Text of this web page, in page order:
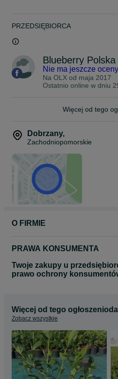
-Darrow
-Bonifacy
-Elliott
-Bonus
-Herbert
-Brigitta
wyselekcjonowane pod kątem
PRZEDSIĘBIORCA
Blueberry Polska
Nie ma jeszcze oceny
Na OLX od maja 2017
Ostatnio online w dniu
Więcej od tego
Dobrzany,
Zachodniopomorskie
O FIRMIE
PRAWA KONSUMENTA
Twoje zakupy u
prawo ochrony
Więcej od tego
Zobacz wszystkie